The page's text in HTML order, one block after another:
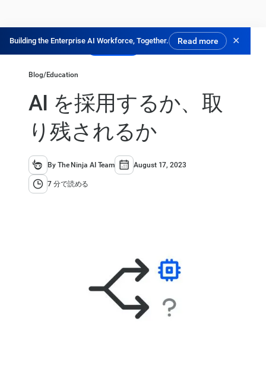
Building the Enterprise AI Workforce, Together. Read more ✕
無料で試す
Blog/Education
AI を採用するか、取
り残されるか
By The Ninja AI Team August 17, 2023
7 分で読める